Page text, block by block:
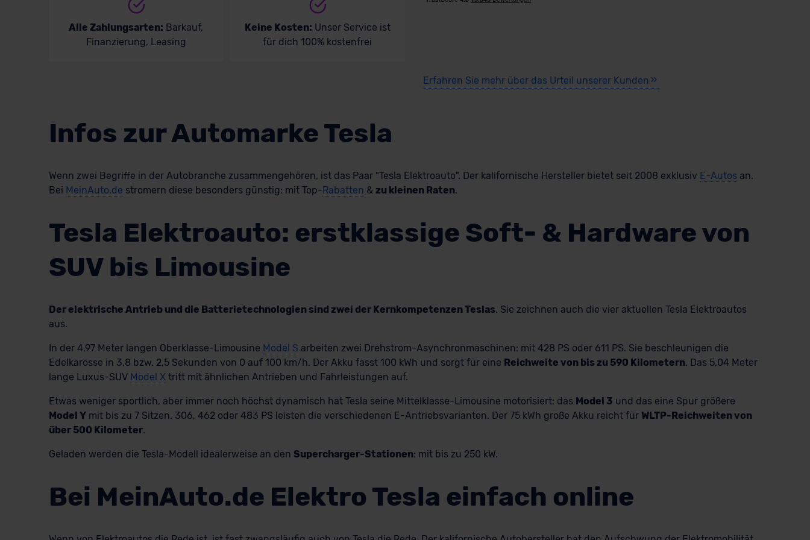
Alle Zahlungsarten: Barkauf,
Finanzierung, Leasing
Keine Kosten: Unser Service ist
für dich 100% kostenfrei
Erfahren Sie mehr über das Urteil unserer Kunden
Infos zur Automarke Tesla
Wenn zwei Begriffe in der Autobranche zusammengehören, ist das Paar "Tesla Elektroauto". Der kalifornische Hersteller bietet seit 2008 exklusiv E-Autos an.
Bei MeinAuto.de stromern diese besonders günstig: mit Top-Rabatten & zu kleinen Raten.
Tesla Elektroauto: erstklassige Soft- & Hardware von
SUV bis Limousine
Der elektrische Antrieb und die Batterietechnologien sind zwei der Kernkompetenzen Teslas. Sie zeichnen auch die vier aktuellen Tesla Elektroautos
aus.
In der 4,97 Meter langen Oberklasse-Limousine Model S arbeiten zwei Drehstrom-Asynchronmaschinen: mit 428 PS oder 611 PS. Sie beschleunigen die
Edelkarosse in 3,8 bzw. 2,5 Sekunden von 0 auf 100 km/h. Der Akku fasst 100 kWh und sorgt für eine Reichweite von bis zu 590 Kilometern. Das 5,04 Meter
lange Luxus-SUV Model X tritt mit ähnlichen Antrieben und Fahrleistungen auf.
Etwas weniger sportlich, aber immer noch höchst dynamisch hat Tesla seine Mittelklasse-Limousine motorisiert: das Model 3 und das eine Spur größere
Model Ymit bis zu 7 Sitzen. 306, 462 oder 483 PS leisten die verschiedenen E-Antriebsvarianten. Der 75 kWh große Akku reicht für WLTP-Reichweiten von
über 500 Kilometer.
Geladen werden die Tesla-Modell idealerweise an den Supercharger-Stationen: mit bis zu 250 kW.
Bei MeinAuto.de Elektro Tesla einfach online